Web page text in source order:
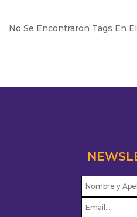
No Se Encontraron Tags En